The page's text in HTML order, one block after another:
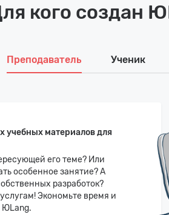
кого создан
Преподаватель Ученик
учебных материалов для
его теме? Или
особенное занятие? А
разработок?
Экономьте время и
ЮLang.